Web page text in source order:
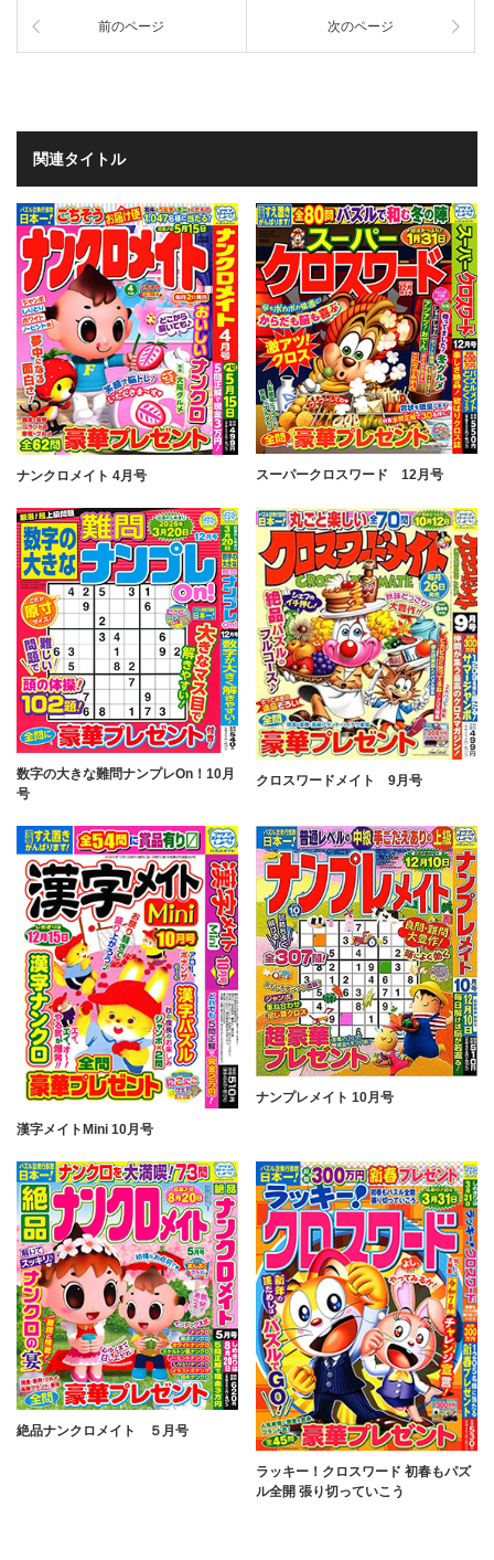
前のページ 次のページ
関連タイトル
ナンクロメイト 4月号 スーパークロスワード 12月号
数字の大きな難問ナンプレOn！10月
号
クロスワードメイト 9月号
漢字メイトMini 10月号
ナンプレメイト 10月号
絶品ナンクロメイト ５月号
ラッキー！クロスワード 初春もパズ
ル全開 張り切っていこう